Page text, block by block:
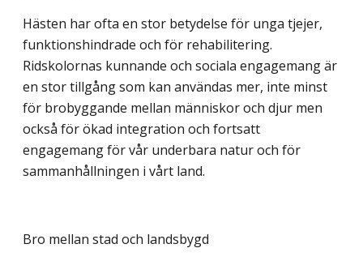
Hästen har ofta en stor betydelse för unga tjejer,
funktionshindrade och för rehabilitering.
Ridskolornas kunnande och sociala engagemang är
en stor tillgång som kan användas mer, inte minst
för brobyggande mellan människor och djur men
också för ökad integration och fortsatt
engagemang för vår underbara natur och för
sammanhållningen i vårt land.
Bro mellan stad och landsbygd